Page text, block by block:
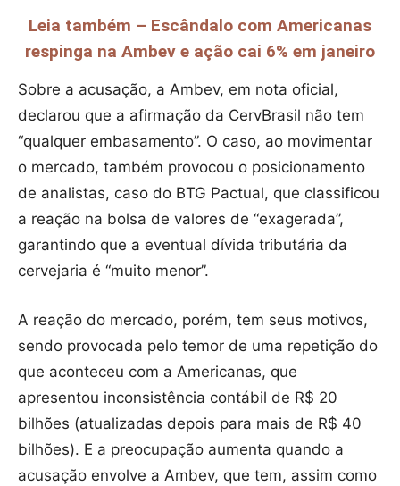
Leia também – Escândalo com Americanas
respinga na Ambev e ação cai 6% em janeiro
Sobre a acusação, a Ambev, em nota oficial,
declarou que a afirmação da CervBrasil não tem
“qualquer embasamento”. O caso, ao movimentar
o mercado, também provocou o posicionamento
de analistas, caso do BTG Pactual, que classificou
a reação na bolsa de valores de “exagerada”,
garantindo que a eventual dívida tributária da
cervejaria é “muito menor”.
A reação do mercado, porém, tem seus motivos,
sendo provocada pelo temor de uma repetição do
que aconteceu com a Americanas, que
apresentou inconsistência contábil de R$ 20
bilhões (atualizadas depois para mais de R$ 40
bilhões). E a preocupação aumenta quando a
acusação envolve a Ambev, que tem, assim como